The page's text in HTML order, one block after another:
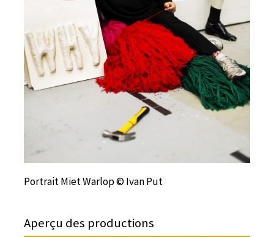
Portrait Miet Warlop © Ivan Put
Aperçu des productions